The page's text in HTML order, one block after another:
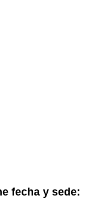
fecha y sede: